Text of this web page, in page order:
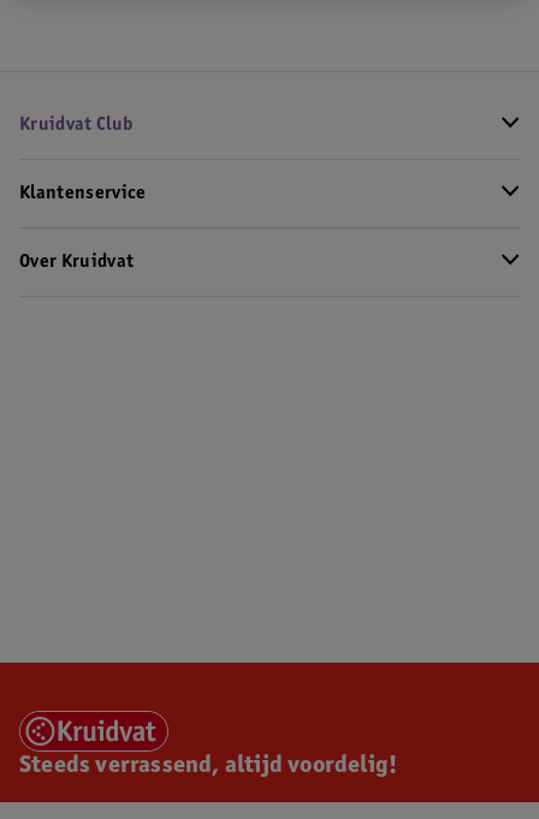
Kruidvat Club
Klantenservice
Over Kruidvat
Steeds verrassend, altijd voordelig!